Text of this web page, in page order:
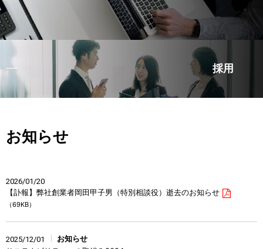
採用
お知らせ
2026/01/20
【訃報】弊社創業者岡田甲子男（特別相談役）逝去のお知らせ
（69KB）
2025/12/01
お知らせ